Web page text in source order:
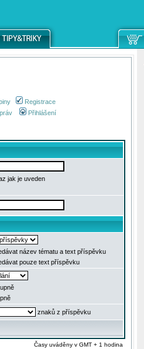
Registrace
Přihlášení
jak je uveden
název tématu a text příspěvku
pouze text příspěvku
znaků z příspěvku
Časy uváděny v GMT + 1 hodina